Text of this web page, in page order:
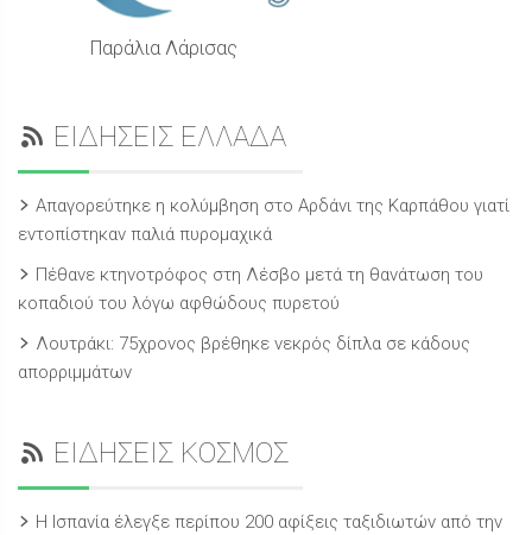
Παράλια Λάρισας
ΕΙΔΗΣΕΙΣ ΕΛΛΑΔΑ
Απαγορεύτηκε η κολύμβηση στο Αρδάνι της Καρπάθου γιατί
εντοπίστηκαν παλιά πυρομαχικά
Πέθανε κτηνοτρόφος στη Λέσβο μετά τη θανάτωση του
κοπαδιού του λόγω αφθώδους πυρετού
Λουτράκι: 75χρονος βρέθηκε νεκρός δίπλα σε κάδους
απορριμμάτων
ΕΙΔΗΣΕΙΣ ΚΟΣΜΟΣ
Η Ισπανία έλεγξε περίπου 200 αφίξεις ταξιδιωτών από την